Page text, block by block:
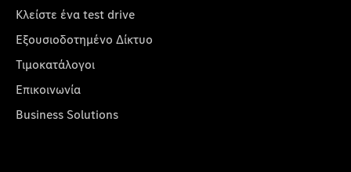
Κλείστε ένα test drive
Εξουσιοδοτημένο Δίκτυο
Τιμοκατάλογοι
Επικοινωνία
Business Solutions